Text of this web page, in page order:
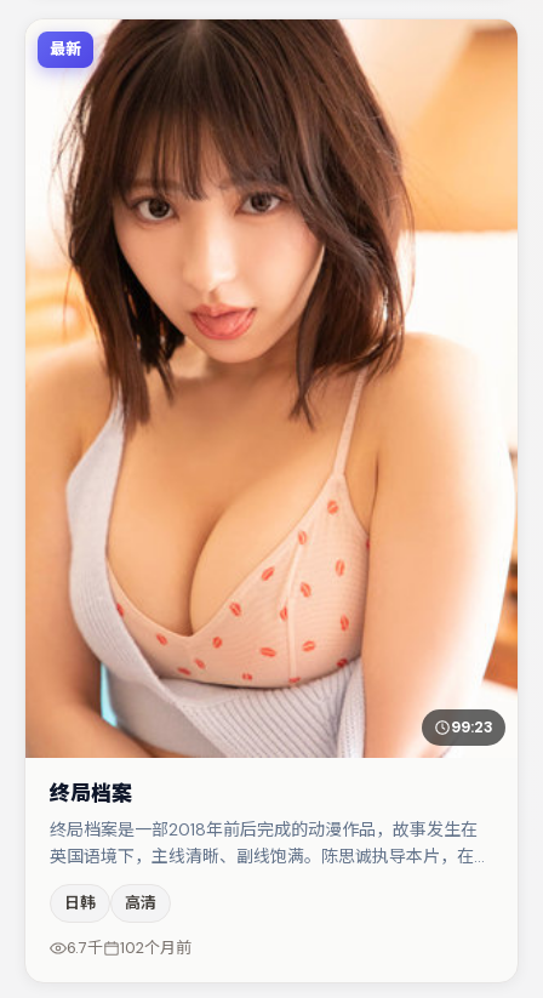
最新
99:23
终局档案
终局档案是一部2018年前后完成的动漫作品，故事发生在
英国语境下，主线清晰、副线饱满。陈思诚执导本片，在场
梁朝伟在片中承担叙事驱动，张颂文、王景春分别提供反差
与喜剧/悬疑调剂（视场次而定）。节奏紧凑、反转有度，
日韩 高清
6.7千 102个月前